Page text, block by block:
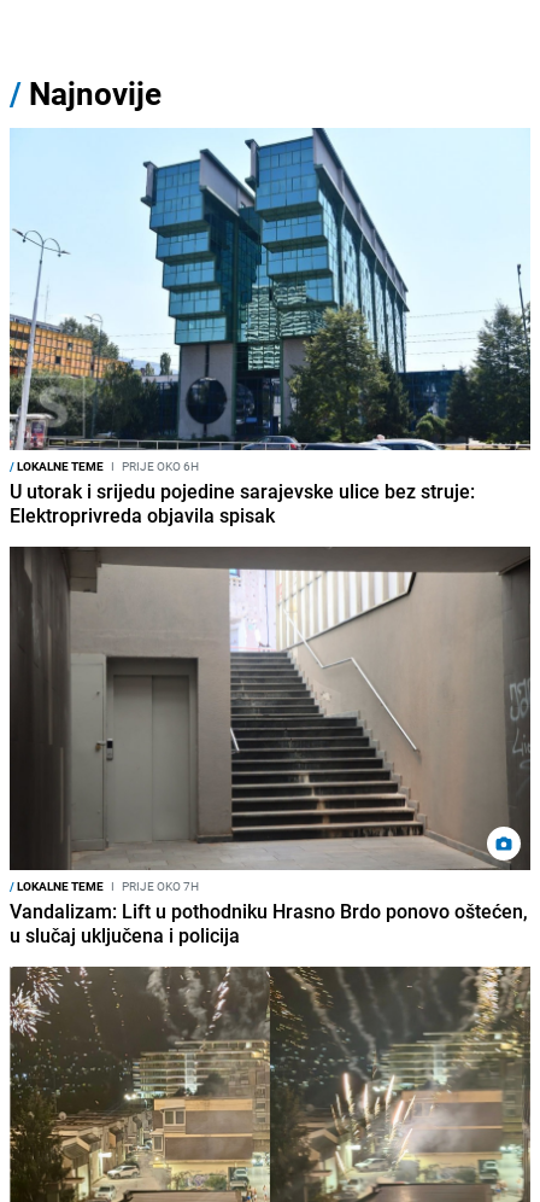
/ Najnovije
/LOKALNE TEME I PRIJE OKO 6H
U utorak i srijedu pojedine sarajevske ulice bez struje:
Elektroprivreda objavila spisak
/LOKALNE TEME I PRIJE OKO 7H
Vandalizam: Lift u pothodniku Hrasno Brdo ponovo oštećen,
u slučaj uključena i policija